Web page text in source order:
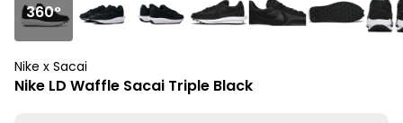
360°
Nike x Sacai
Nike LD Waffle Sacai Triple Black